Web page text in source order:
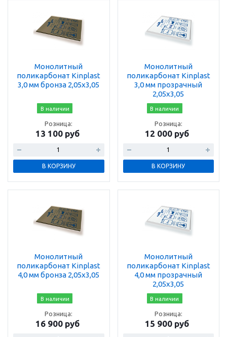
Монолитный
поликарбонат Kinplast
3,0 мм бронза 2,05х3,05
В наличии
Розница:
13 100 руб
В КОРЗИНУ
Монолитный
поликарбонат Kinplast
3,0 мм прозрачный
2,05х3,05
В наличии
Розница:
12 000 руб
В КОРЗИНУ
Монолитный
поликарбонат Kinplast
4,0 мм бронза 2,05х3,05
В наличии
Розница:
16 900 руб
Монолитный
поликарбонат Kinplast
4,0 мм прозрачный
2,05х3,05
В наличии
Розница:
15 900 руб